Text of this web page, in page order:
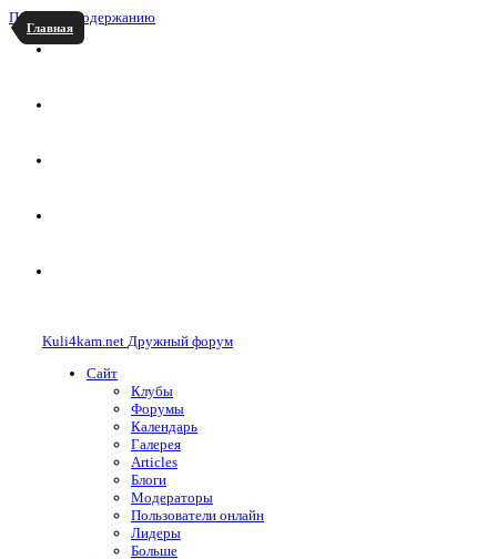
Перейти к содержанию
Главная
Kuli4kam.net Дружный форум
Сайт
Клубы
Форумы
Календарь
Галерея
Articles
Блоги
Модераторы
Пользователи онлайн
Лидеры
Больше